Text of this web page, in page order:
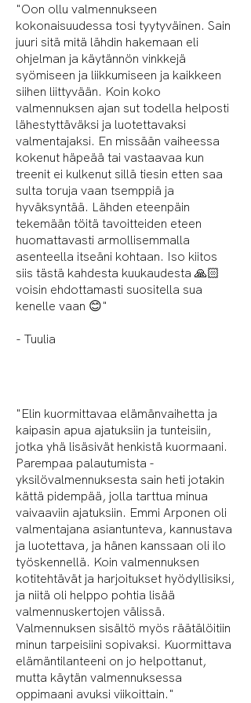
"Oon ollu valmennukseen
kokonaisuudessa tosi tyytyväinen. Sain
juuri sitä mitä lähdin hakemaan eli
ohjelman ja käytännön vinkkejä
syömiseen ja liikkumiseen ja kaikkeen
siihen liittyvään. Koin koko
valmennuksen ajan sut todella helposti
lähestyttäväksi ja luotettavaksi
valmentajaksi. En missään vaiheessa
kokenut häpeää tai vastaavaa kun
treenit ei kulkenut sillä tiesin etten saa
sulta toruja vaan tsemppiä ja
hyväksyntää. Lähden eteenpäin
tekemään töitä tavoitteiden eteen
huomattavasti armollisemmalla
asenteella itseäni kohtaan. Iso kiitos
siis tästä kahdesta kuukaudesta 🙏🏻
voisin ehdottamasti suositella sua
kenelle vaan 😊"
- Tuulia
"Elin kuormittavaa elämänvaihetta ja
kaipasin apua ajatuksiin ja tunteisiin,
jotka yhä lisäsivät henkistä kuormaani.
Parempaa palautumista -
yksilövalmennuksesta sain heti jotakin
kättä pidempää, jolla tarttua minua
vaivaaviin ajatuksiin. Emmi Arponen oli
valmentajana asiantunteva, kannustava
ja luotettava, ja hänen kanssaan oli ilo
työskennellä. Koin valmennuksen
kotitehtävät ja harjoitukset hyödyllisiksi,
ja niitä oli helppo pohtia lisää
valmennuskertojen välissä.
Valmennuksen sisältö myös räätälöitiin
minun tarpeisiini sopivaksi. Kuormittava
elämäntilanteeni on jo helpottanut,
mutta käytän valmennuksessa
oppimaani avuksi viikoittain."